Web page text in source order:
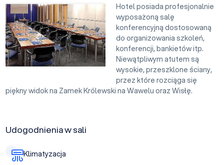
Hotel posiada profesjonalnie
wyposażoną salę
konferencyjną dostosowaną
do organizowania szkoleń,
konferencji, bankietów itp.
Niewątpliwym atutem są
wysokie, przeszklone ściany,
przez które rozciąga się
piękny widok na Zamek Królewski na Wawelu oraz Wisłę.
Udogodnienia w sali
Klimatyzacja